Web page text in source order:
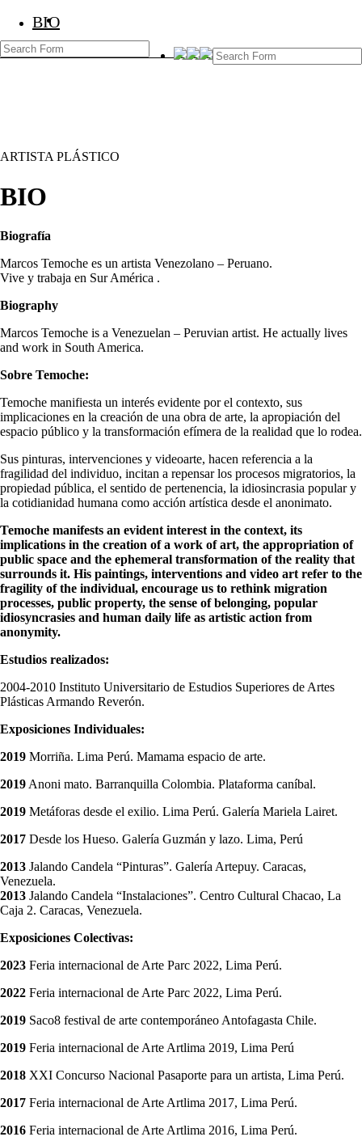
BIO
ARTISTA PLÁSTICO
BIO
Biografía
Marcos Temoche es un artista Venezolano – Peruano.
Vive y trabaja en Sur América .
Biography
Marcos Temoche is a Venezuelan – Peruvian artist. He actually lives
and work in South America.
Sobre Temoche:
Temoche manifiesta un interés evidente por el contexto, sus
implicaciones en la creación de una obra de arte, la apropiación del
espacio público y la transformación efímera de la realidad que lo rodea.
Sus pinturas, intervenciones y videoarte, hacen referencia a la
fragilidad del individuo, incitan a repensar los procesos migratorios, la
propiedad pública, el sentido de pertenencia, la idiosincrasia popular y
la cotidianidad humana como acción artística desde el anonimato.
Temoche manifests an evident interest in the context, its
implications in the creation of a work of art, the appropriation of
public space and the ephemeral transformation of the reality that
surrounds it. His paintings, interventions and video art refer to the
fragility of the individual, encourage us to rethink migration
processes, public property, the sense of belonging, popular
idiosyncrasies and human daily life as artistic action from
anonymity.
Estudios realizados:
2004-2010 Instituto Universitario de Estudios Superiores de Artes
Plásticas Armando Reverón.
Exposiciones Individuales:
2019 Morriña. Lima Perú. Mamama espacio de arte.
2019 Anoni mato. Barranquilla Colombia. Plataforma caníbal.
2019 Metáforas desde el exilio. Lima Perú. Galería Mariela Lairet.
2017 Desde los Hueso. Galería Guzmán y lazo. Lima, Perú
2013 Jalando Candela “Pinturas”. Galería Artepuy. Caracas,
Venezuela.
2013 Jalando Candela “Instalaciones”. Centro Cultural Chacao, La
Caja 2. Caracas, Venezuela.
Exposiciones Colectivas:
2023 Feria internacional de Arte Parc 2022, Lima Perú.
2022 Feria internacional de Arte Parc 2022, Lima Perú.
2019 Saco8 festival de arte contemporáneo Antofagasta Chile.
2019 Feria internacional de Arte Artlima 2019, Lima Perú
2018 XXI Concurso Nacional Pasaporte para un artista, Lima Perú.
2017 Feria internacional de Arte Artlima 2017, Lima Perú.
2016 Feria internacional de Arte Artlima 2016, Lima Perú.